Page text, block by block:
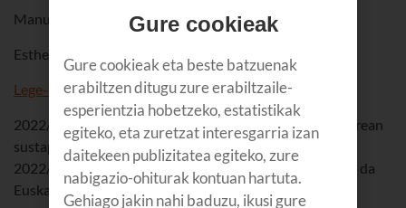
Manuel López
Esther Zapirain
Lege-oinarriak
2022/05/06tik 2022/05/17ra bitartean izango da indarrean
sustapen hau. Euskaltelen bezeroentzat bakarrik da.
2022/05/18an egingo da zozketa. Telefono bidez jarriko da
Euskaltel irabazleekin harremanetan.
Gure cookieak
Gure cookieak eta beste batzuenak
erabiltzen ditugu zure erabiltzaile-
esperientzia hobetzeko, estatistikak
egiteko, eta zuretzat interesgarria izan
daitekeen publizitatea egiteko, zure
nabigazio-ohiturak kontuan hartuta.
Gehiago jakin nahi baduzu, ikusi gure